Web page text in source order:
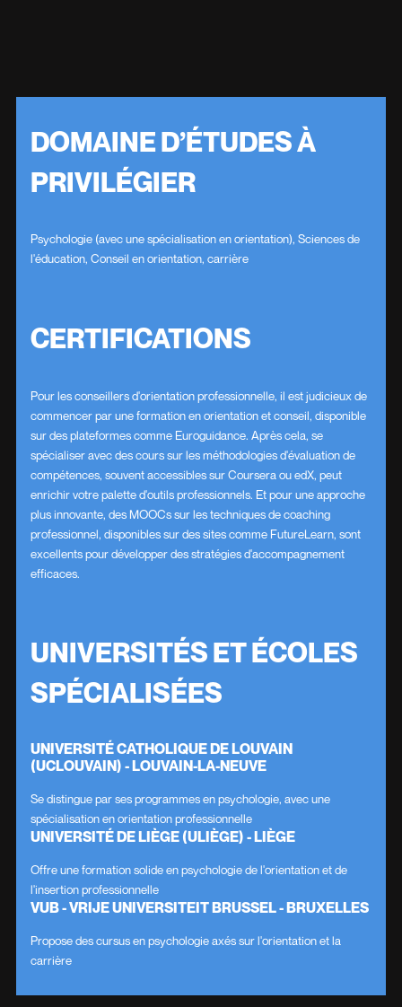
DOMAINE D’ÉTUDES À
PRIVILÉGIER
Psychologie (avec une spécialisation en orientation), Sciences de
l'éducation, Conseil en orientation, carrière
CERTIFICATIONS
Pour les conseillers d'orientation professionnelle, il est judicieux de
commencer par une formation en orientation et conseil, disponible
sur des plateformes comme Euroguidance. Après cela, se
spécialiser avec des cours sur les méthodologies d'évaluation de
compétences, souvent accessibles sur Coursera ou edX, peut
enrichir votre palette d'outils professionnels. Et pour une approche
plus innovante, des MOOCs sur les techniques de coaching
professionnel, disponibles sur des sites comme FutureLearn, sont
excellents pour développer des stratégies d'accompagnement
efficaces.
UNIVERSITÉS ET ÉCOLES
SPÉCIALISÉES
UNIVERSITÉ CATHOLIQUE DE LOUVAIN
(UCLOUVAIN) - LOUVAIN-LA-NEUVE
Se distingue par ses programmes en psychologie, avec une
spécialisation en orientation professionnelle
UNIVERSITÉ DE LIÈGE (ULIÈGE) - LIÈGE
Offre une formation solide en psychologie de l'orientation et de
l'insertion professionnelle
VUB - VRIJE UNIVERSITEIT BRUSSEL - BRUXELLES
Propose des cursus en psychologie axés sur l'orientation et la
carrière